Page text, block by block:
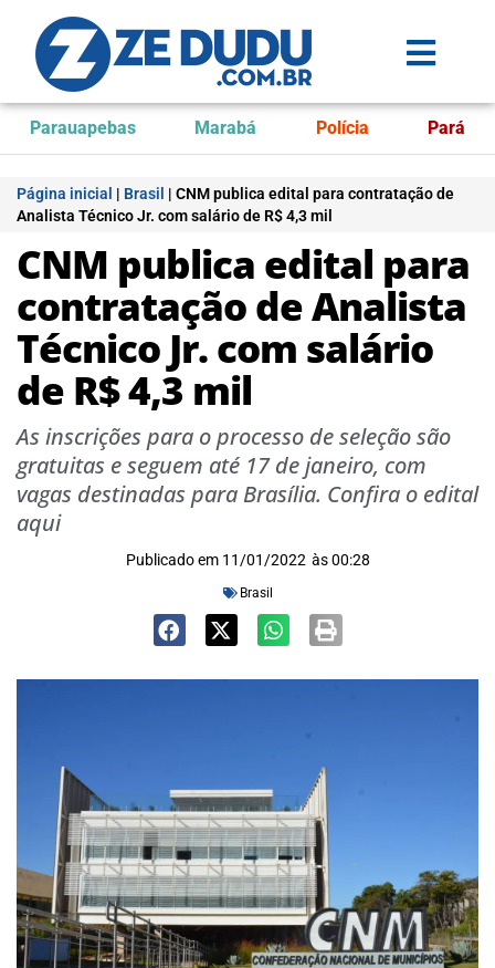
Parauapebas Marabá Polícia Pará
Página inicial | Brasil | CNM publica edital para contratação de
Analista Técnico Jr. com salário de R$ 4,3 mil
CNM publica edital para
contratação de Analista
Técnico Jr. com salário
de R$ 4,3 mil
As inscrições para o processo de seleção são
gratuitas e seguem até 17 de janeiro, com
vagas destinadas para Brasília. Confira o edital
aqui
Publicado em 11/01/2022 às 00:28
Brasil